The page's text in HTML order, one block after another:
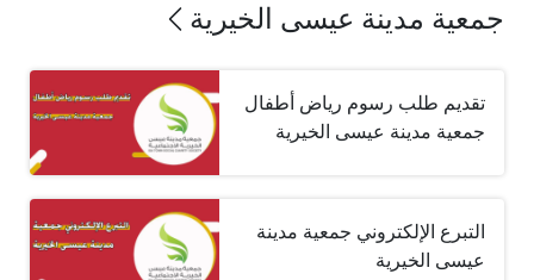
جمعية مدينة عيسى الخيرية
تقديم طلب رسوم رياض أطفال
جمعية مدينة عيسى الخيرية
التبرع الإلكتروني جمعية مدينة
عيسى الخيرية